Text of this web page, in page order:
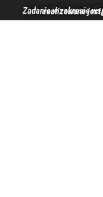
Zadanie w zakresie wspierania i